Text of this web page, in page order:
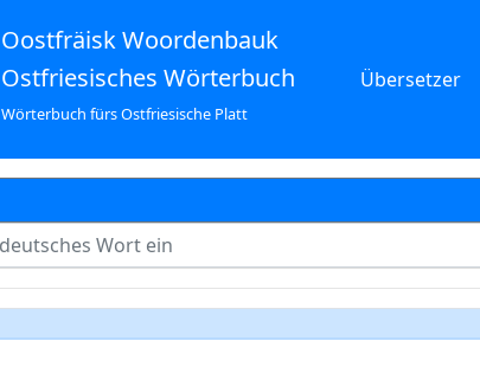
Oostfräisk Woordenbauk
Ostfriesisches Wörterbuch
Wörterbuch fürs Ostfriesische Platt
Übersetzer